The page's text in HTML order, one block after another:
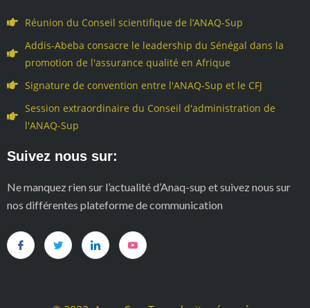
Réunion du Conseil scientifique de l’ANAQ-Sup
Addis-Abeba consacre le leadership du Sénégal dans la
promotion de l'assurance qualité en Afrique
Signature de convention entre l'ANAQ-Sup et le CFJ
Session extraordinaire du Conseil d'administration de
l'ANAQ-Sup
Suivez nous sur:
Ne manquez rien sur l’actualité d’Anaq-sup et suivez nous sur
nos différentes plateforme de communication